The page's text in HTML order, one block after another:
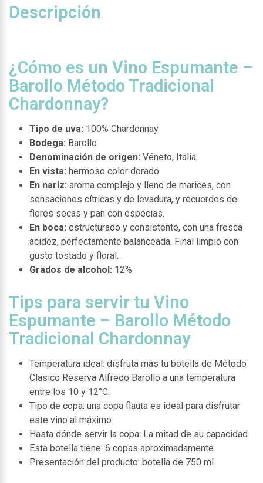
Descripción
¿Cómo es un Vino Espumante –
Barollo Método Tradicional
Chardonnay?
Tipo de uva: 100% Chardonnay
Bodega: Barollo
Denominación de origen: Véneto, Italia
En vista: hermoso color dorado
En nariz: aroma complejo y lleno de marices, con
sensaciones cítricas y de levadura, y recuerdos de
flores secas y pan con especias.
En boca: estructurado y consistente, con una fresca
acidez, perfectamente balanceada. Final limpio con
gusto tostado y floral.
Grados de alcohol: 12%
Tips para servir tu Vino
Espumante – Barollo Método
Tradicional Chardonnay
Temperatura ideal: disfruta más tu botella de Método
Clasico Reserva Alfredo Barollo a una temperatura
entre los 10 y 12°C.
Tipo de copa: una copa flauta es ideal para disfrutar
este vino al máximo
Hasta dónde servir la copa: La mitad de su capacidad
Esta botella tiene: 6 copas aproximadamente
Presentación del producto: botella de 750 ml